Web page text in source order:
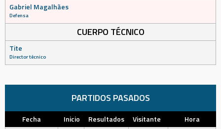
Gabriel Magalhães
Defensa
CUERPO TÉCNICO
Tite
Director técnico
PARTIDOS PASADOS
Fecha Inicio Resultados Visitante
Hora